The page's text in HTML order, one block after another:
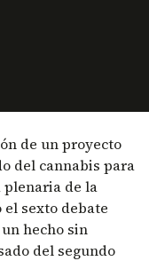
de un proyecto
del cannabis para
plenaria de la
el sexto debate
hecho sin
del segundo